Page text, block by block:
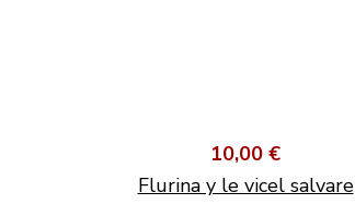
10,00 €
Flurina y le vicel salvare